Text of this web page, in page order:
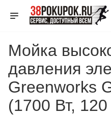
Мойка
давления
Greenworks
(1700 Вт,